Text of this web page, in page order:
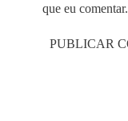
que eu comentar.